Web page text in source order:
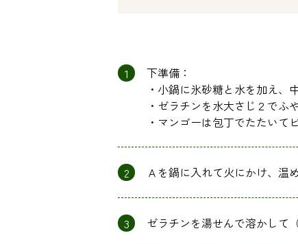
1
下準備：
・小鍋に氷砂糖と水を加え、
・ゼラチンを水大さじ２でふ
・マンゴーは包丁でたたいて
2 Ａを鍋に入れて火にかけ、温め
3 ゼラチンを湯せんで溶かして